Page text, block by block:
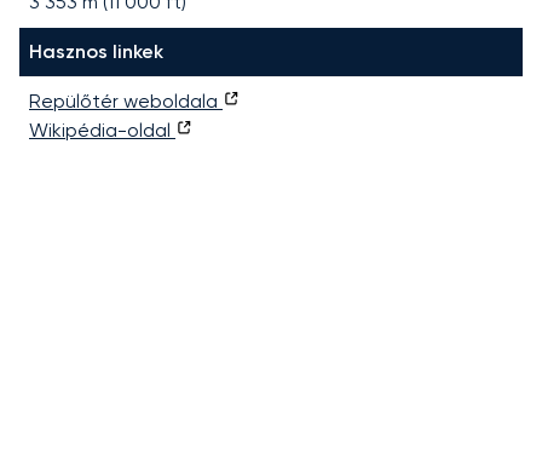
Hasznos linkek
Repülőtér weboldala
Wikipédia-oldal